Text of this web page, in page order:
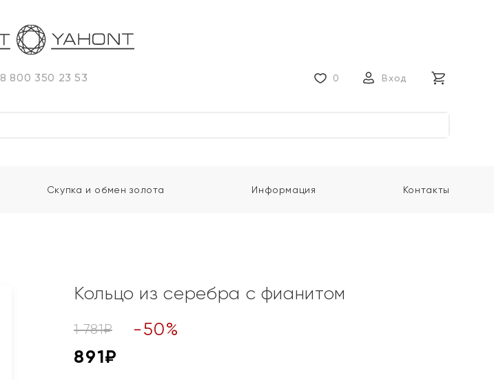
8 800 350 23 53 0 Вход
Скупка и обмен золота Информация Контакты
Кольцо из серебра с фианитом
1 781₽ -50%
891₽